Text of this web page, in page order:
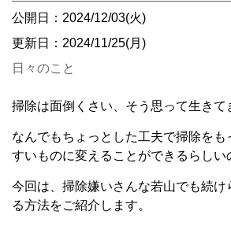
公開日：2024/12/03(火)
更新日：2024/11/25(月)
日々のこと
掃除は面倒くさい、そう思って生きて
なんでもちょっとした工夫で掃除を
すいものに変えることができるらしい
今回は、掃除嫌いさんな若山でも続け
る方法をご紹介します。